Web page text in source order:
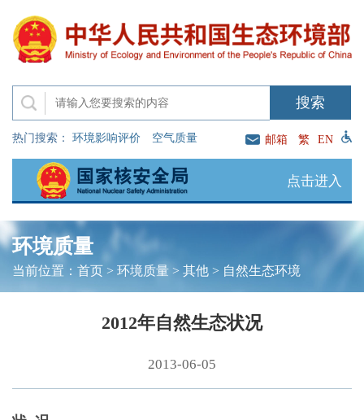
热门搜索： 环境影响评价 空气质量 邮箱 繁 EN
点击进入
环境质量
当前位置： 首页> 环境质量> 其他> 自然生态环境
2012年自然生态状况
2013-06-05